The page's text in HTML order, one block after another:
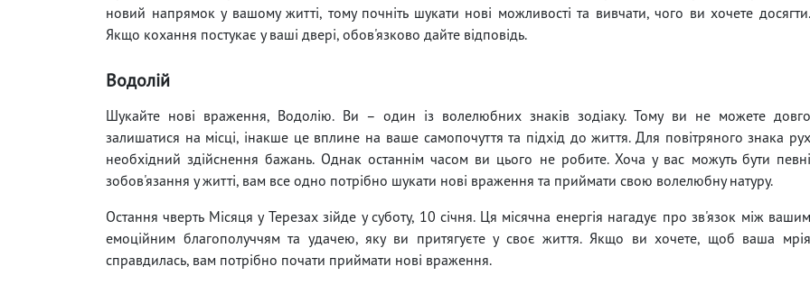
новий напрямок у вашому житті, тому почніть шукати нові можливості та вивчати, чого ви хочете досягти.
Якщо кохання постукає у ваші двері, обов'язково дайте відповідь.
Водолій
Шукайте нові враження, Водолію. Ви – один із волелюбних знаків зодіаку. Тому ви не можете довго
залишатися на місці, інакше це вплине на ваше самопочуття та підхід до життя. Для повітряного знака рух
необхідний здійснення бажань. Однак останнім часом ви цього не робите. Хоча у вас можуть бути певні
зобов'язання у житті, вам все одно потрібно шукати нові враження та приймати свою волелюбну натуру.
Остання чверть Місяця у Терезах зійде у суботу, 10 січня. Ця місячна енергія нагадує про зв'язок між вашим
емоційним благополуччям та удачею, яку ви притягуєте у своє життя. Якщо ви хочете, щоб ваша мрія
справдилась, вам потрібно почати приймати нові враження.